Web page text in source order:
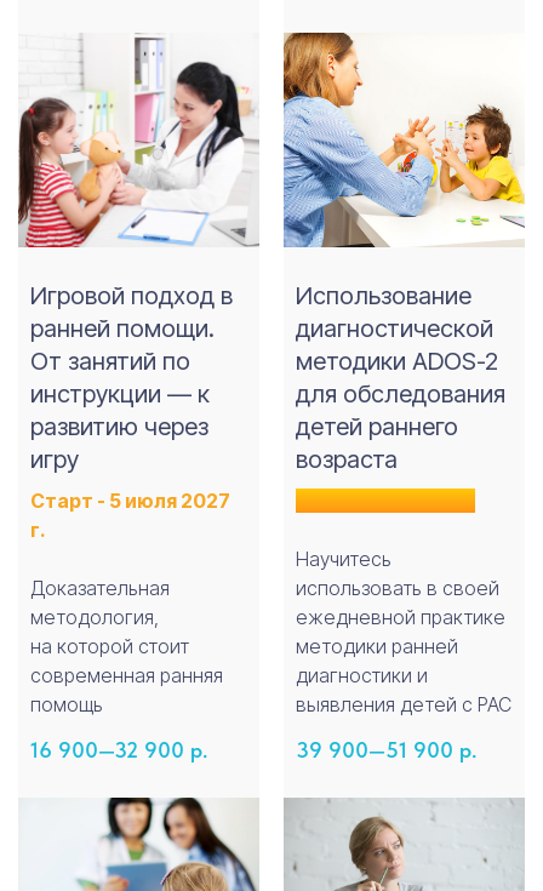
Игровой подход в
ранней помощи.
От занятий по
инструкции — к
развитию через
игру
Старт - 5 июля 2027
г.
Доказательная
методология,
на которой стоит
современная ранняя
помощь
16 900—32 900 р.
Использование
диагностической
методики ADOS-2
для обследования
детей раннего
возраста
Старт - 7 декабря
Научитесь
использовать в своей
ежедневной практике
методики ранней
диагностики и
выявления детей с РАС
39 900—51 900 р.
Не нашли нужный
курс?
Напишите нам, и мы подготовим
индивидуальный курс для вас
Мастерская
Сведения об
образовательной
деятельности
Онлайн-курсы